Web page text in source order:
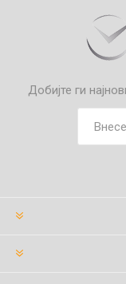
Добијте ги